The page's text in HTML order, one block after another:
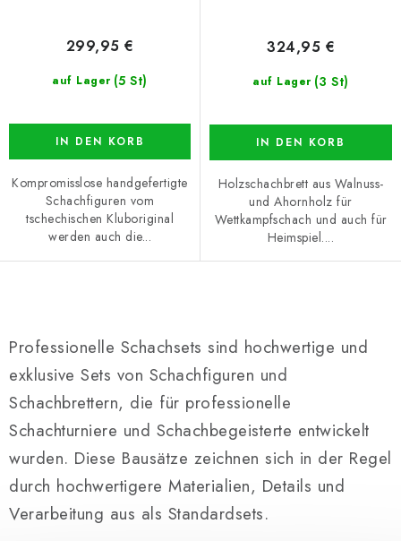
auf Lager (5 St)
299,95 €
IN DEN KORB
Kompromisslose handgefertigte
Schachfiguren vom
tschechischen Kluboriginal
werden auch die...
auf Lager (3 St)
324,95 €
IN DEN KORB
Holzschachbrett aus Walnuss-
und Ahornholz für
Wettkampfschach und auch für
Heimspiel....
t
e
u
e
r
e
l
e
m
Professionelle Schachsets sind hochwertige und
exklusive Sets von Schachfiguren und
Schachbrettern, die für professionelle
Schachturniere und Schachbegeisterte entwickelt
wurden. Diese Bausätze zeichnen sich in der Regel
durch hochwertigere Materialien, Details und
Verarbeitung aus als Standardsets.